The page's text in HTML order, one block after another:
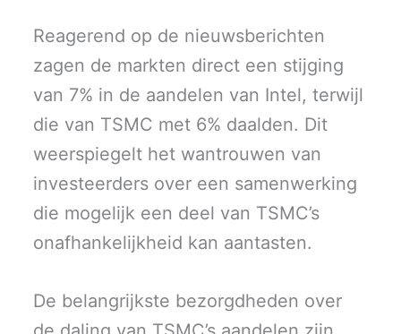
Reagerend op de nieuwsberichten
zagen de markten direct een stijging
van 7% in de aandelen van Intel, terwijl
die van TSMC met 6% daalden. Dit
weerspiegelt het wantrouwen van
investeerders over een samenwerking
die mogelijk een deel van TSMC’s
onafhankelijkheid kan aantasten.
De belangrijkste bezorgdheden over